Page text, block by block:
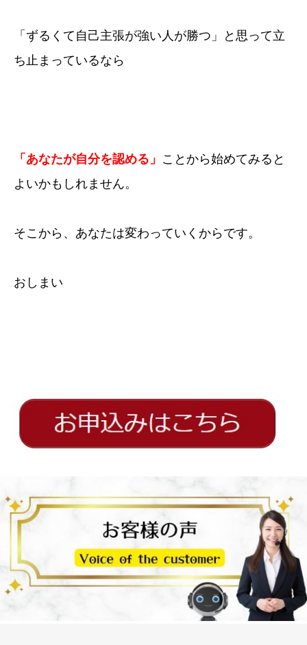
「ずるくて自己主張が強い人が勝つ」と思って立
ち止まっているなら
「あなたが自分を認める」 ことから始めてみると
よいかもしれません。
そこから、あなたは変わっていくからです。
おしまい